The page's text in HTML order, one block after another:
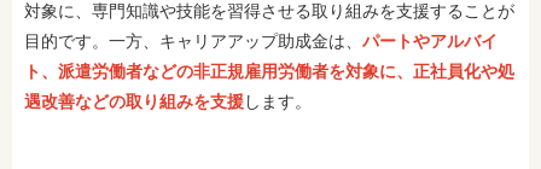
対象に、専門知識や技能を習得させる取り組みを支援することが
目的です。一方、キャリアアップ助成金は、 パートやアルバイ
ト、派遣労働者などの非正規雇用労働者を対象に、正社員化や処
遇改善などの取り組みを支援します。